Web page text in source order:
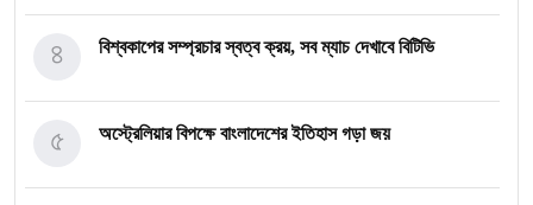
বিশ্বকাপের সম্প্রচার স্বত্ব ক্রয়, সব ম্যাচ দেখাবে বিটিভি
৪
অস্ট্রেলিয়ার বিপক্ষে বাংলাদেশের ইতিহাস গড়া জয়
৫